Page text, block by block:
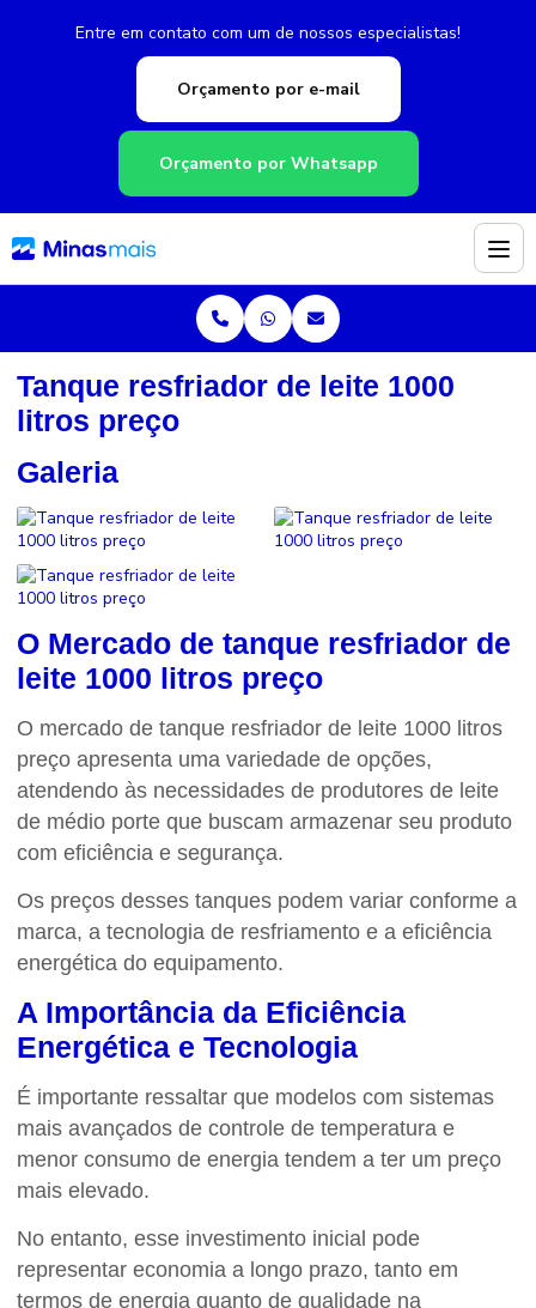
Entre em contato com um de nossos especialistas!
Orçamento por e-mail
Orçamento por Whatsapp
Tanque resfriador de leite 1000
litros preço
Galeria
O Mercado de tanque resfriador de
leite 1000 litros preço
O mercado de tanque resfriador de leite 1000 litros
preço apresenta uma variedade de opções,
atendendo às necessidades de produtores de leite
de médio porte que buscam armazenar seu produto
com eficiência e segurança.
Os preços desses tanques podem variar conforme a
marca, a tecnologia de resfriamento e a eficiência
energética do equipamento.
A Importância da Eficiência
Energética e Tecnologia
É importante ressaltar que modelos com sistemas
mais avançados de controle de temperatura e
menor consumo de energia tendem a ter um preço
mais elevado.
No entanto, esse investimento inicial pode
representar economia a longo prazo, tanto em
termos de energia quanto de qualidade na